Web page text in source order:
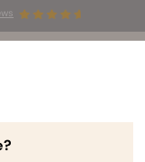
off